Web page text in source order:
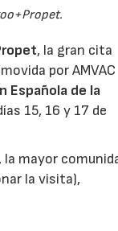
, la gran cita
por AMVAC
Española de la
15, 16 y 17 de
, la mayor
la visita),